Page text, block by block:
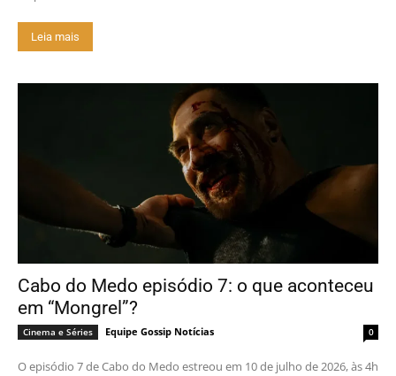
Leia mais
Cabo do Medo episódio 7: o que aconteceu
em “Mongrel”?
Cinema e Séries Equipe Gossip Notícias 0
O episódio 7 de Cabo do Medo estreou em 10 de julho de 2026, às 4h